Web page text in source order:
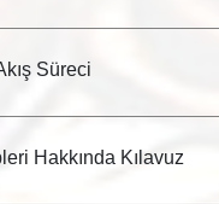
Süreci
Hakkında Kılavuz